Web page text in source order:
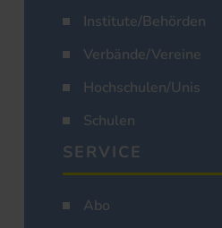
Institute/Behörden
Verbände/Vereine
Hochschulen/Unis
Schulen
SERVICE
Abo